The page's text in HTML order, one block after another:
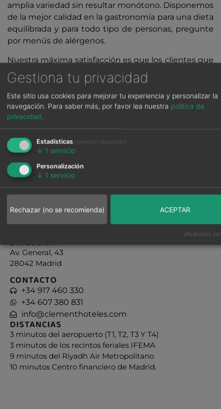
amplia variedad sin resultar monótono. Disponemos
de la mejor calidad en la gastronomía para una dieta
equilibrada y para todo tipo de personas, pregunte
por menús de alérgenos.
Nuestra máxima satisfacción es que los clientes que
se hospeden en Clement disfruten de su estancia y
del día que van a comenzar con un buen desayuno.
DIRECCIÓN
Av. General, 43
28042 Madrid
CONTACTO
+34 917 460 330
+34 607 380 831
info@clementhoteles.com
DISTANCIAS
3 minutos del aeropuerto (T1, T2, T3 Y T4)
3 minutos de los recintos feriales IFEMA
9 minutos del Riyadh Air Metropolitano
10 minutos Centro financiero de Madrid.
Gestiona tu privacidad
Este sitio usa cookies para mejorar tu experiencia y personalizar la
navegación. Para saber más, por favor lea nuestra política de
privacidad.
Estadísticas (siempre requerido)
↓ 1 servicio
Personalización
↓ 1 servicio
Rechazar (no se recomienda) ACEPTAR
¡Realizado